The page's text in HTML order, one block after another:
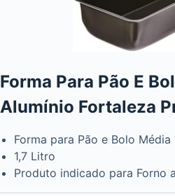
Forma Para Pão E
Alumínio Fortaleza
Forma para Pão e Bolo Média
1,7 Litro
Produto indicado para Forno